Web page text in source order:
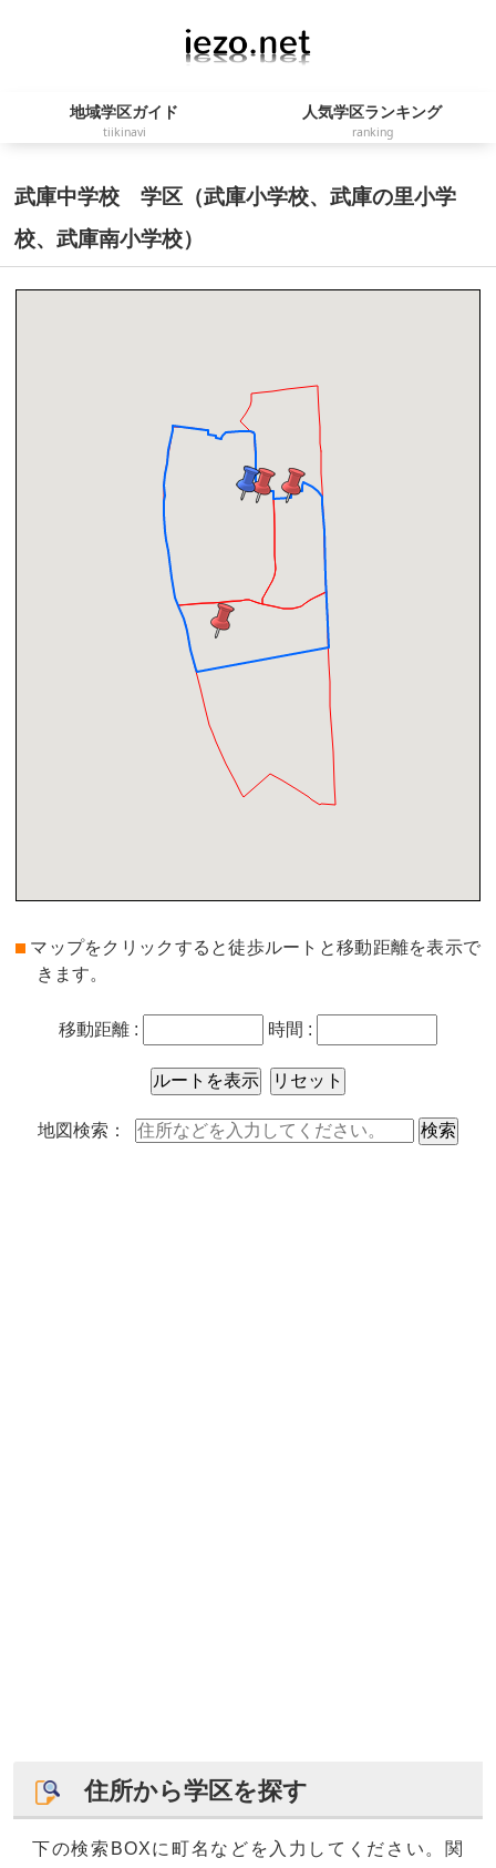
地域学区ガイド
tiikinavi
人気学区ランキング
ranking
武庫中学校 学区（武庫小学校、武庫の里小学
校、武庫南小学校）
マップをクリックすると徒歩ルートと移動距離を表示で
きます。
移動距離 : 時間 :
地図検索：
住所から学区を探す
下の検索BOXに町名などを入力してください。関